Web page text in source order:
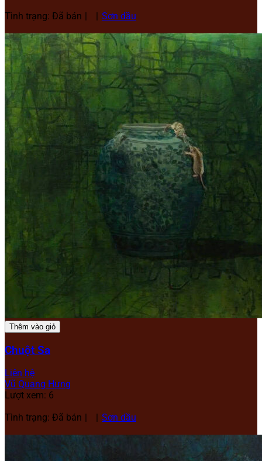
Tình trạng: Đã bán
Sơn dầu
Thêm vào giỏ
Chuột Sa
Liên hệ
Vũ Quang Hưng
Lượt xem: 6
Tình trạng: Đã bán
Sơn dầu